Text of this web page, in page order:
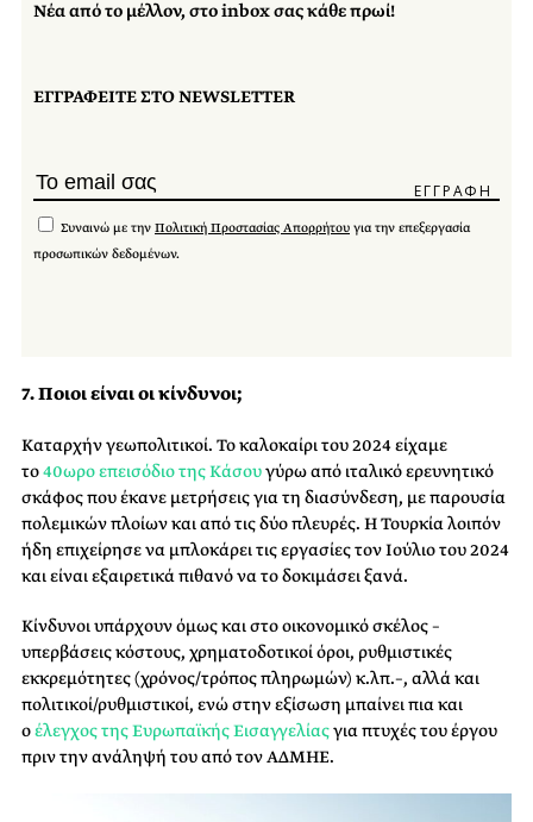
Νέα από το μέλλον, στο inbox σας κάθε πρωί!
ΕΓΓΡΑΦΕΙΤΕ ΣΤΟ NEWSLETTER
Συναινώ με την Πολιτική Προστασίας Απορρήτου για την επεξεργασία
προσωπικών δεδομένων.
7.Ποιοι είναι οι κίνδυνοι;
Καταρχήν γεωπολιτικοί. Το καλοκαίρι του 2024 είχαμε
το40ωρο επεισόδιο της Κάσουγύρω από ιταλικό ερευνητικό
σκάφος που έκανε μετρήσεις για τη διασύνδεση, με παρουσία
πολεμικών πλοίων και από τις δύο πλευρές. Η Τουρκία λοιπόν
ήδη επιχείρησε να μπλοκάρει τις εργασίες τον Ιούλιο του 2024
και είναι εξαιρετικά πιθανό να το δοκιμάσει ξανά.
Κίνδυνοι υπάρχουν όμως και στο οικονομικό σκέλος –
υπερβάσεις κόστους, χρηματοδοτικοί όροι, ρυθμιστικές
εκκρεμότητες (χρόνος/τρόπος πληρωμών) κ.λπ.–, αλλά και
πολιτικοί/ρυθμιστικοί, ενώ στην εξίσωση μπαίνει πια και
οέλεγχος της Ευρωπαϊκής Εισαγγελίαςγια πτυχές του έργου
πριν την ανάληψή του από τον ΑΔΜΗΕ.